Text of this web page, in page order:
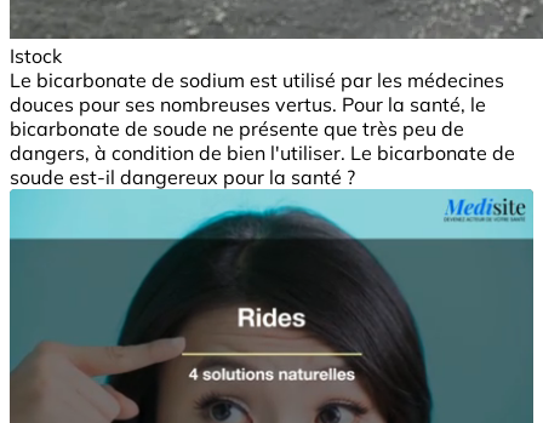
Istock
Le bicarbonate de sodium est utilisé par les médecines
douces pour ses nombreuses vertus. Pour la santé, le
bicarbonate de soude ne présente que très peu de
dangers, à condition de bien l'utiliser. Le bicarbonate de
soude est-il dangereux pour la santé ?